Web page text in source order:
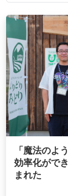
「魔法のよ
効率化がで
まれた